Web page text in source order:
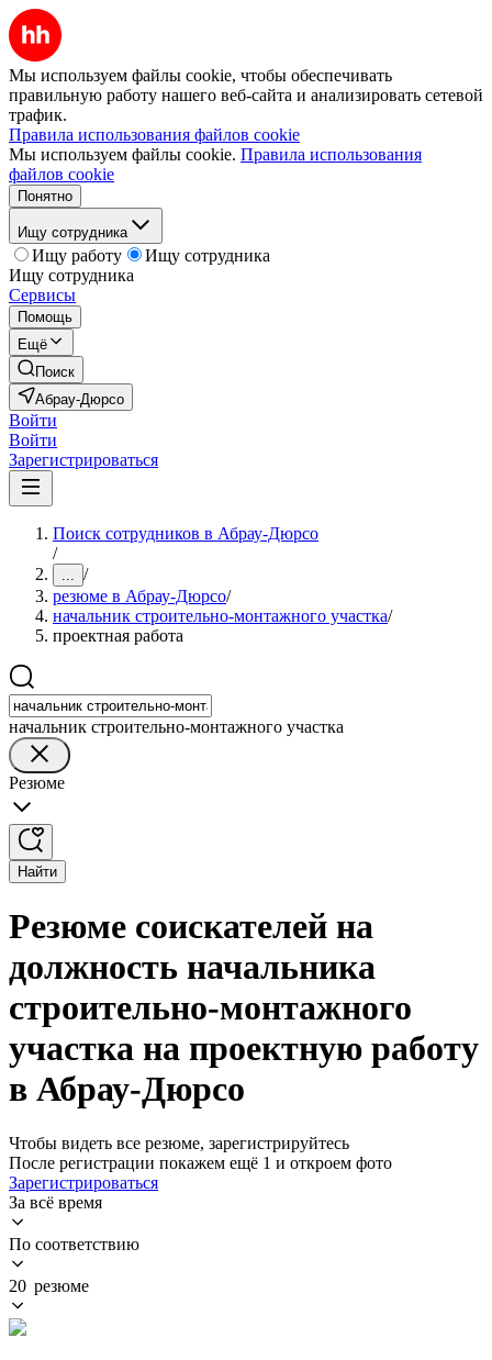
Мы используем файлы cookie, чтобы обеспечивать
правильную работу нашего веб-сайта и анализировать сетевой
трафик.
Правила использования файлов cookie
Мы используем файлы cookie. Правила использования
файлов cookie
Понятно
Ищу сотрудника
Ищу работу
Ищу сотрудника
Ищу сотрудника
Сервисы
Помощь
Ещё
Поиск
Абрау-Дюрсо
Войти
Войти
Зарегистрироваться
Поиск сотрудников в Абрау-Дюрсо
/
... /
резюме в Абрау-Дюрсо/
начальник строительно-монтажного участка/
проектная работа
начальник строительно-монтажного участка
Резюме
Найти
Резюме соискателей на
должность начальника
строительно-монтажного
участка на проектную работу
в Абрау-Дюрсо
Чтобы видеть все резюме, зарегистрируйтесь
После регистрации покажем ещё 1 и откроем фото
Зарегистрироваться
За всё время
По соответствию
20 резюме